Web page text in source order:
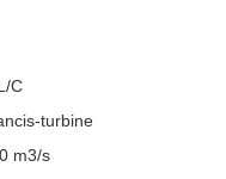
C
turbine
m3/s